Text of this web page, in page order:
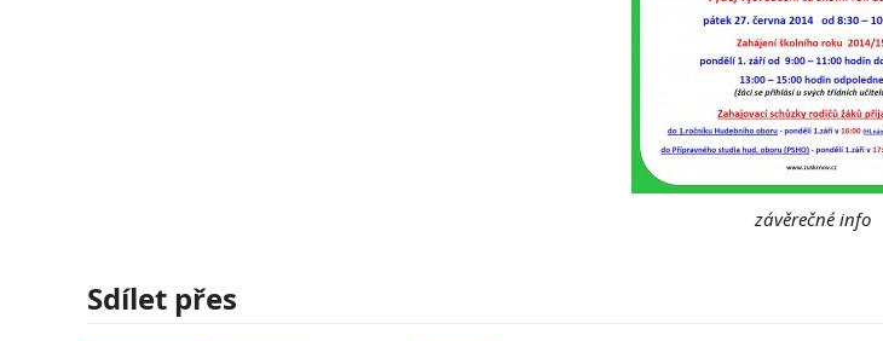
závěrečné info
Sdílet přes